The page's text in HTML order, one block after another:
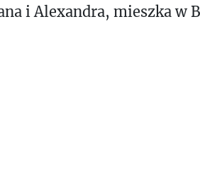
i Alexandra, mieszka w